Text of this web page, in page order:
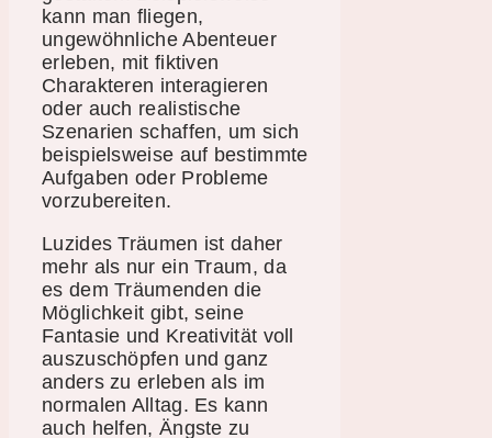
kann man fliegen,
ungewöhnliche Abenteuer
erleben, mit fiktiven
Charakteren interagieren
oder auch realistische
Szenarien schaffen, um sich
beispielsweise auf bestimmte
Aufgaben oder Probleme
vorzubereiten.
Luzides Träumen ist daher
mehr als nur ein Traum, da
es dem Träumenden die
Möglichkeit gibt, seine
Fantasie und Kreativität voll
auszuschöpfen und ganz
anders zu erleben als im
normalen Alltag. Es kann
auch helfen, Ängste zu